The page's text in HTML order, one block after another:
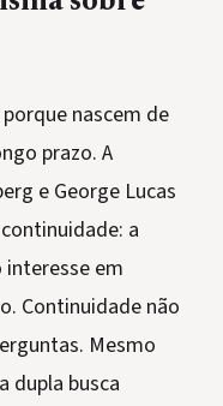
nascem de
prazo. A
e George Lucas
a
em
Continuidade não
Mesmo
dupla busca